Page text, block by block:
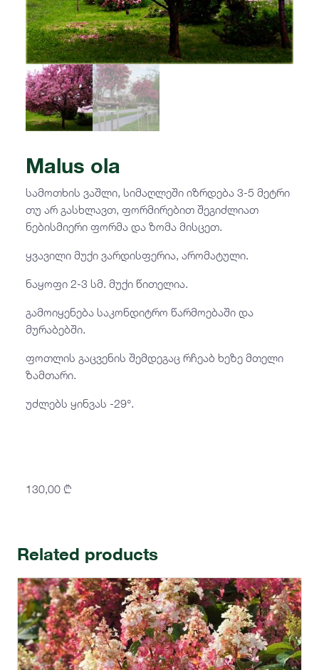
Malus ola
სამოთხის ვაშლი, სიმაღლეში იზრდება 3-5 მეტრი
თუ არ გასხლავთ, ფორმირებით შეგიძლიათ
ნებისმიერი ფორმა და ზომა მისცეთ.
ყვავილი მუქი ვარდისფერია, არომატული.
ნაყოფი 2-3 სმ. მუქი წითელია.
გამოიყენება საკონდიტრო წარმოებაში და
მურაბებში.
ფოთლის გაცვენის შემდეგაც რჩეაბ ხეზე მთელი
ზამთარი.
უძლებს ყინვას -29°.
130,00 ₾
Related products